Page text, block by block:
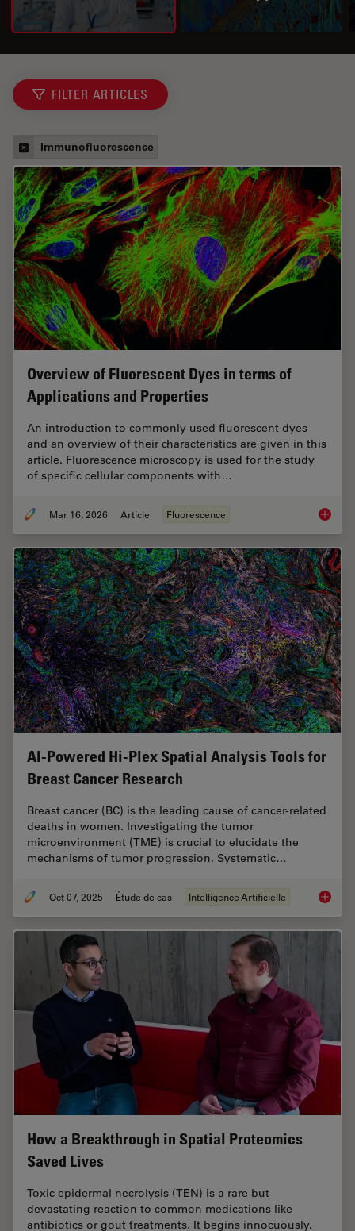
FILTER ARTICLES
Immunofluorescence
Overview of Fluorescent Dyes in terms of
Applications and Properties
An introduction to commonly used fluorescent dyes
and an overview of their characteristics are given in this
article. Fluorescence microscopy is used for the study
of specific cellular components with…
Mar 16, 2026 Article Fluorescence
AI-Powered Hi-Plex Spatial Analysis Tools for
Breast Cancer Research
Breast cancer (BC) is the leading cause of cancer-related
deaths in women. Investigating the tumor
microenvironment (TME) is crucial to elucidate the
mechanisms of tumor progression. Systematic…
Oct 07, 2025 Étude de cas Intelligence Artificielle AI-
How a Breakthrough in Spatial Proteomics
Saved Lives
Toxic epidermal necrolysis (TEN) is a rare but
devastating reaction to common medications like
antibiotics or gout treatments. It begins innocuously,